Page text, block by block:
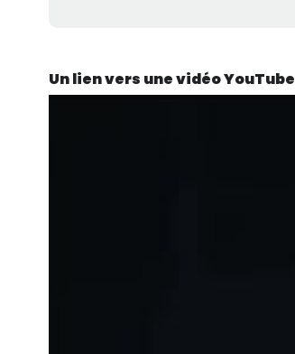
Un lien vers une vidéo YouTube